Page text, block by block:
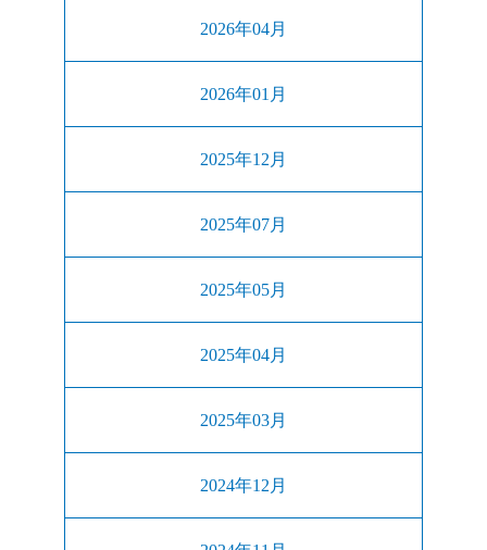
2026年04月
2026年01月
2025年12月
2025年07月
2025年05月
2025年04月
2025年03月
2024年12月